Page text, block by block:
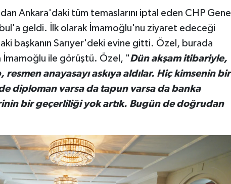
Ankara'daki tüm temaslarını iptal eden CHP Genel
geldi. İlk olarak İmamoğlu'nu ziyaret edeceği
başkanın Sarıyer'deki evine gitti. Özel, burada
İmamoğlu ile görüştü. Özel, "Dün akşam itibariyle,
anayasayı askıya aldılar. Hiç kimsenin bir
diploman varsa da tapun varsa da banka
bir geçerliliği yok artık. Bugün de doğrudan